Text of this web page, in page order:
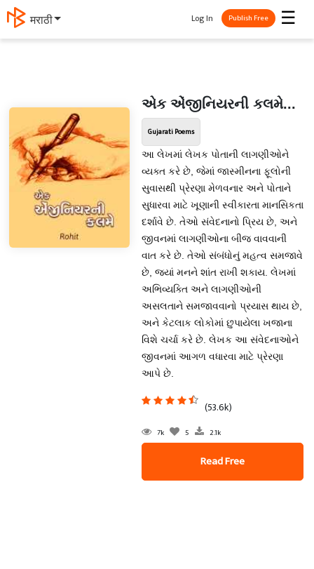
मराठी ☰
Log In Publish Free
એક એંજીનિયરની કલમે...
Gujarati Poems
આ લેખમાં લેખક પોતાની લાગણીઓને
વ્યક્ત કરે છે, જેમાં જાસ્મીનના ફૂલોની
સુવાસથી પ્રેરણા મેળવનાર અને પોતાને
સુધારવા માટે ખૂણાની સ્વીકારતા માનસિકતા
દર્શાવે છે. તેઓ સંવેદનાનો પ્રિય છે, અને
જીવનમાં લાગણીઓના બીજ વાવવાની
વાત કરે છે. તેઓ સંબંધોનું મહત્વ સમજાવે
છે, જ્યાં મનને શાંત રાખી શકાય. લેખમાં
અભિવ્યક્તિ અને લાગણીઓની
અસલતાને સમજાવવાનો પ્રયાસ થાય છે,
અને કેટલાક લોકોમાં છુપાયેલા ખજાના
વિશે ચર્ચા કરે છે. લેખક આ સંવેદનાઓને
જીવનમાં આગળ વધારવા માટે પ્રેરણા
આપે છે.
(53.6k)
7k 5 2.1k
Read Free